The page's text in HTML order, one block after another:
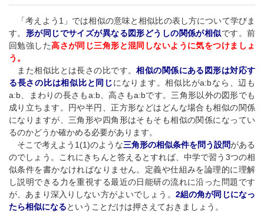
「考えよう1」では相似の意味と相似比の表し方について学びま
す。 形が同じでサイズが異なる図形どうしの関係が相似です。前
回勉強した高さが同じ三角形と混同しないように気をつけましょ
う。
また相似比とは長さの比です。相似の関係にある図形は対応す
る長さの比は相似比と同じになります。相似比がa:bなら、辺も
a:b、まわりの長さもa:b、高さもa:bです。三角形以外の図形でも
成り立ちます。円や半円、正方形などはどんな場合も相似の関係
になりますが、三角形や四角形はそもそも相似の関係になってい
るのかどうか確かめる必要があります。
そこで考えよう1(1)のような三角形の相似条件を問う設問がある
のでしょう。これにきちんと答えるとすれば、中学で習う3つの相
似条件を書かなければなりません。定義や仕組みを論理的に理解
し説明できる力を重視する最近の日能研の流れに沿った問題です
が、あまり深入りしない方がよいでしょう。 2組の角が同じになっ
たら相似になるということだけは押さえておきましょう。